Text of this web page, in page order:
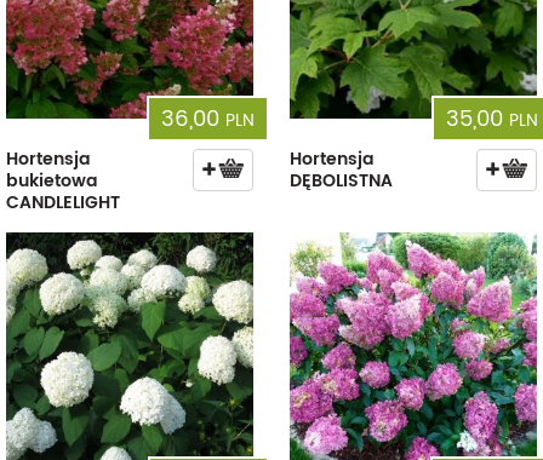
36,00 PLN
Hortensja
bukietowa
CANDLELIGHT
35,00 PLN
Hortensja
DĘBOLISTNA